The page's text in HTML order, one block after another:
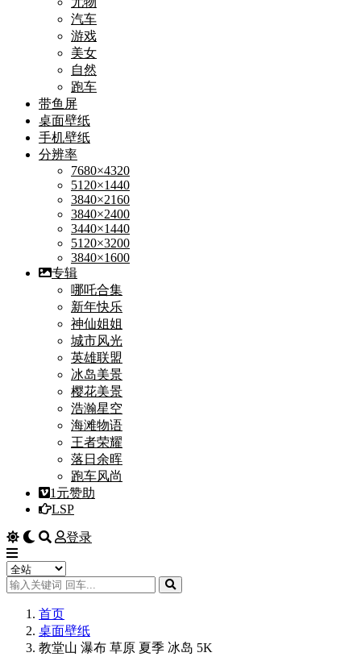
汽车
游戏
美女
自然
跑车
带鱼屏
桌面壁纸
手机壁纸
分辨率
7680×4320
5120×1440
3840×2160
3840×2400
3440×1440
5120×3200
3840×1600
专辑
哪吒合集
新年快乐
神仙姐姐
城市风光
英雄联盟
冰岛美景
樱花美景
浩瀚星空
海滩物语
王者荣耀
落日余晖
跑车风尚
1元赞助
LSP
登录
首页
桌面壁纸
教堂山 瀑布 草原 夏季 冰岛 5K